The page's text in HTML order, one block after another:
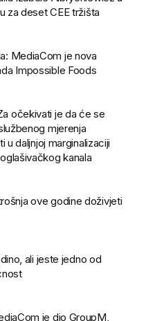
za deset CEE tržišta
MediaCom je nova
Impossible Foods
očekivati je da će se
mjerenja
u daljnjoj marginalizaciji
kanala
ove godine doživjeti
ali jeste jedno od
je dio GroupM,